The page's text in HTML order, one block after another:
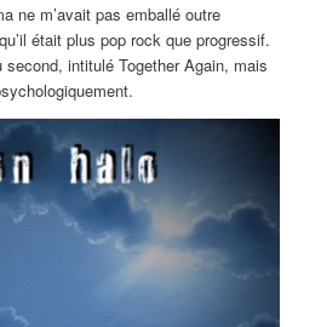
ne m’avait pas emballé outre
était plus pop rock que progressif.
second, intitulé Together Again, mais